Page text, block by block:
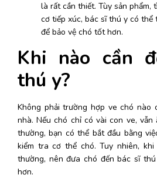
là rất cần thiết. Tùy sản phẩm,
cơ tiếp xúc, bác sĩ thú y có thể
để bảo vệ chó tốt hơn.
Khi nào cần
thú y?
Không phải trường hợp ve chó
nhà. Nếu chó chỉ có vài con ve, vẫn
thường, bạn có thể bắt đầu bằng
kiểm tra cơ thể chó. Tuy nhiên,
thường, nên đưa chó đến bác sĩ
hơn.